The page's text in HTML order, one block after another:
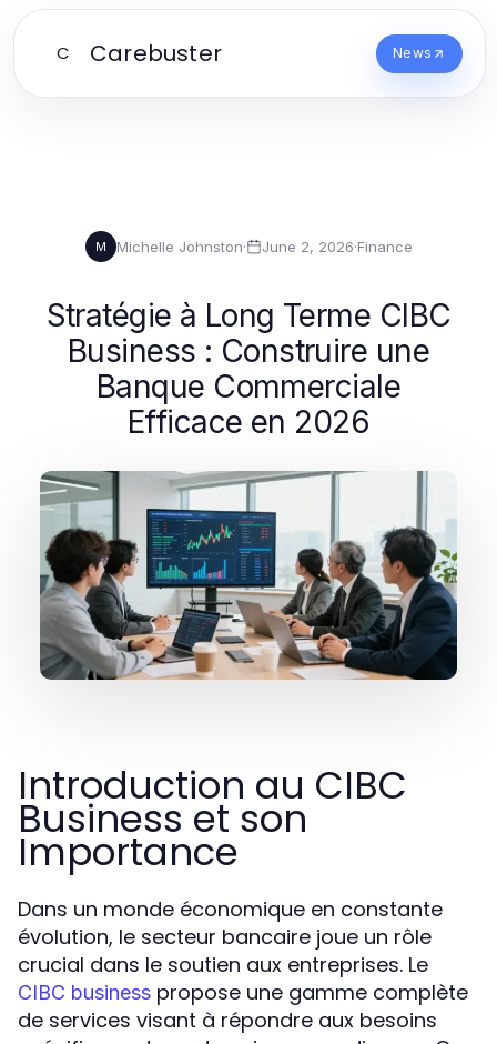
C Carebuster News
M Michelle Johnston· June 2, 2026·Finance
Stratégie à Long Terme CIBC
Business : Construire une
Banque Commerciale
Efficace en 2026
Introduction au CIBC
Business et son
Importance
Dans un monde économique en constante
évolution, le secteur bancaire joue un rôle
crucial dans le soutien aux entreprises. Le
CIBC business propose une gamme complète
de services visant à répondre aux besoins